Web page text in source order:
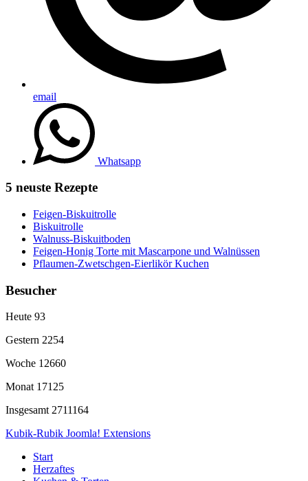
email
Whatsapp
5 neuste Rezepte
Feigen-Biskuitrolle
Biskuitrolle
Walnuss-Biskuitboden
Feigen-Honig Torte mit Mascarpone und Walnüssen
Pflaumen-Zwetschgen-Eierlikör Kuchen
Besucher
Heute 93
Gestern 2254
Woche 12660
Monat 17125
Insgesamt2711164
Kubik-Rubik Joomla! Extensions
Start
Herzaftes